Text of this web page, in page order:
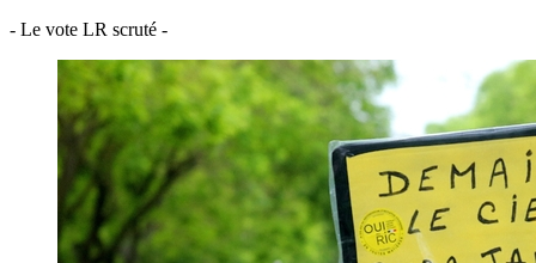
- Le vote LR scruté -